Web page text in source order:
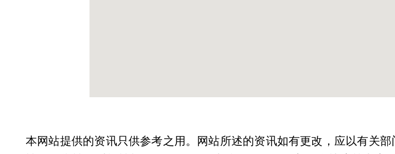
本网站提供的资讯只供参考之用。网站所述的资讯如有更改，应以有关